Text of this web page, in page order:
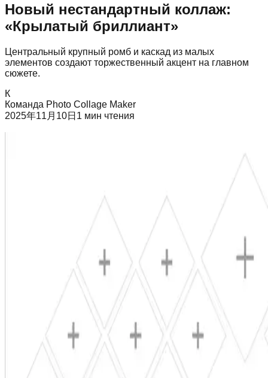
Новый нестандартный коллаж:
«Крылатый бриллиант»
Центральный крупный ромб и каскад из малых
элементов создают торжественный акцент на главном
сюжете.
К
Команда Photo Collage Maker
2025年11月10日 1 мин чтения